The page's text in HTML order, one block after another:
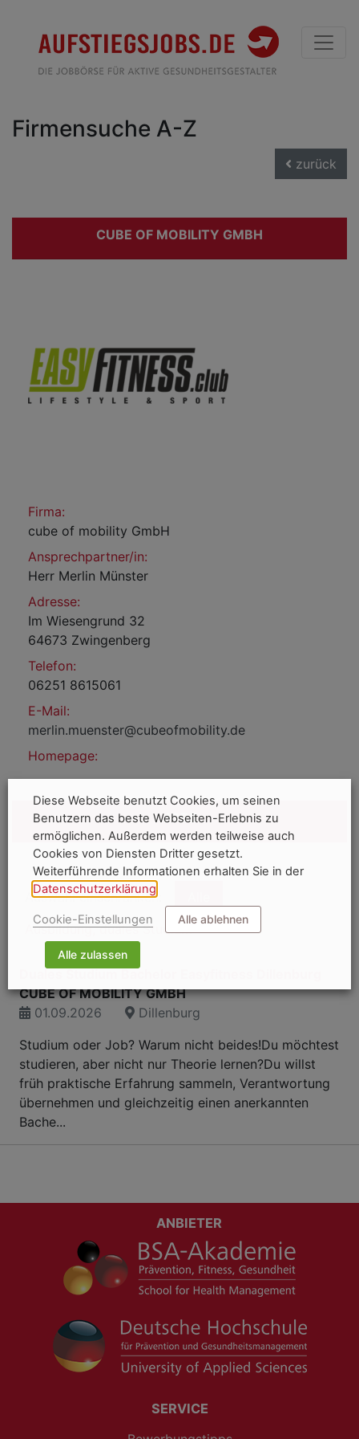
Firmensuche A-Z
zurück
CUBE OF MOBILITY GMBH
Firma:
cube of mobility GmbH
Ansprechpartner/in:
Herr Merlin Münster
Adresse:
Im Wiesengrund 32
64673 Zwingenberg
Telefon:
06251 8615061
E-Mail:
merlin.muenster@cubeofmobility.de
Homepage:
JOBS
Auswahl einschränken:
Ausbildung, duales Studium
CUBE OF MOBILITY GMBH
01.09.2026
Dillenburg
Studium oder Job? Warum nicht beides!Du möchtest
studieren, aber nicht nur Theorie lernen?Du willst
früh praktische Erfahrung sammeln, Verantwortung
übernehmen und gleichzeitig einen anerkannten
Bache...
ANBIETER
SERVICE
Diese Webseite benutzt Cookies, um seinen
Benutzern das beste Webseiten-Erlebnis zu
ermöglichen. Außerdem werden teilweise auch
Cookies von Diensten Dritter gesetzt.
Weiterführende Informationen erhalten Sie in der
Datenschutzerklärung
Cookie-Einstellungen Alle ablehnen
Alle zulassen